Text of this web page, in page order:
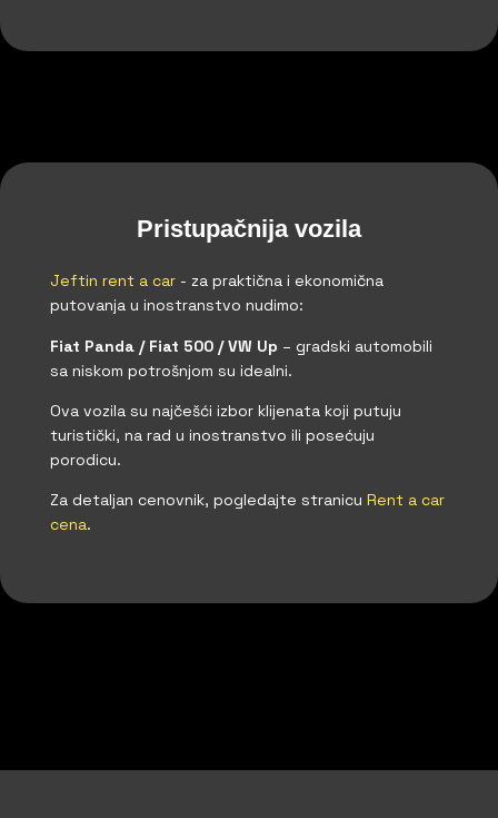
Pristupačnija vozila
Jeftin rent a car - za praktična i ekonomična
putovanja u inostranstvo nudimo:
Fiat Panda / Fiat 500 / VW Up – gradski automobili
sa niskom potrošnjom su idealni.
Ova vozila su najčešći izbor klijenata koji putuju
turistički, na rad u inostranstvo ili posećuju
porodicu.
Za detaljan cenovnik, pogledajte stranicu Rent a car
cena.